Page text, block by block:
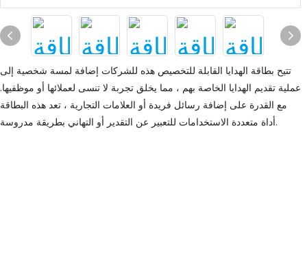
تتيح بطاقة الهدايا القابلة للتخصيص هذه للشركات إضافة لمسة شخصية إلى
عملية تقديم الهدايا الخاصة بهم ، مما يخلق تجربة لا تنسى لعملائها أو موظفيها.
مع القدرة على إضافة رسائل فريدة أو العلامات التجارية ، تعد هذه البطاقة
أداة متعددة الاستخدامات للتعبير عن التقدير أو التهاني بطريقة مدروسة.